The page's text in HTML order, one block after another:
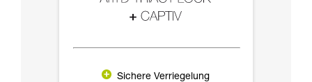
Sichere Verriegelung